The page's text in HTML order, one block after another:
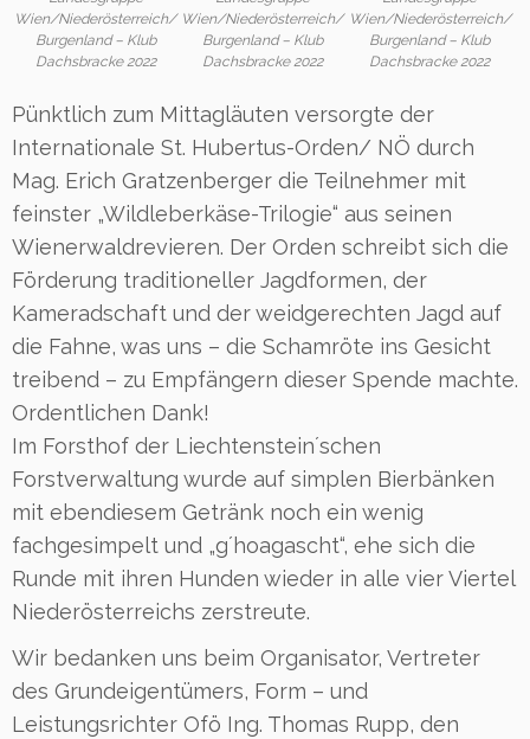
Wien/Niederösterreich/
Burgenland – Klub
Dachsbracke 2022
Wien/Niederösterreich/
Burgenland – Klub
Dachsbracke 2022
Wien/Niederösterreich/
Burgenland – Klub
Dachsbracke 2022
Pünktlich zum Mittagläuten versorgte der
Internationale St. Hubertus-Orden/ NÖ durch
Mag. Erich Gratzenberger die Teilnehmer mit
feinster „Wildleberkäse-Trilogie“ aus seinen
Wienerwaldrevieren. Der Orden schreibt sich die
Förderung traditioneller Jagdformen, der
Kameradschaft und der weidgerechten Jagd auf
die Fahne, was uns – die Schamröte ins Gesicht
treibend – zu Empfängern dieser Spende machte.
Ordentlichen Dank!
Im Forsthof der Liechtenstein´schen
Forstverwaltung wurde auf simplen Bierbänken
mit ebendiesem Getränk noch ein wenig
fachgesimpelt und „g´hoagascht“, ehe sich die
Runde mit ihren Hunden wieder in alle vier Viertel
Niederösterreichs zerstreute.
Wir bedanken uns beim Organisator, Vertreter
des Grundeigentümers, Form – und
Leistungsrichter Ofö Ing. Thomas Rupp, den